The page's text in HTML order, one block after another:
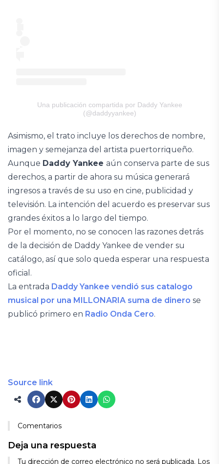
Una publicación compartida por Daddy Yankee
(@daddyyankee)
Asimismo, el trato incluye los derechos de nombre,
imagen y semejanza del artista puertorriqueño.
Aunque Daddy Yankee aún conserva parte de sus
derechos, a partir de ahora su música generará
ingresos a través de su uso en cine, publicidad y
televisión. La intención del acuerdo es preservar sus
grandes éxitos a lo largo del tiempo.
Por el momento, no se conocen las razones detrás
de la decisión de Daddy Yankee de vender su
catálogo, así que solo queda esperar una respuesta
oficial.
La entrada Daddy Yankee vendió sus catalogo
musical por una MILLONARIA suma de dinero se
publicó primero en Radio Onda Cero.
Source link
Comentarios
Deja una respuesta
Tu dirección de correo electrónico no será publicada. Los